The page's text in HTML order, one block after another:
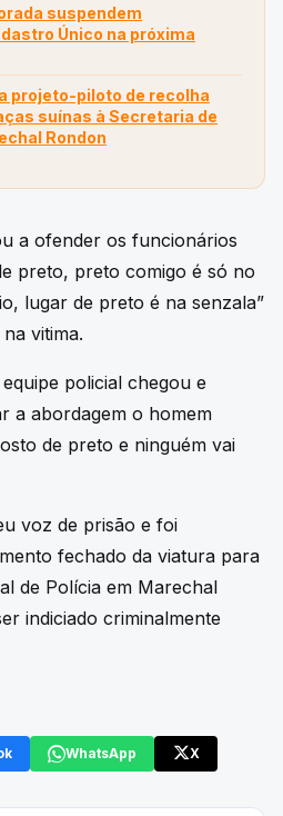
suspendem
Único na próxima
projeto-piloto de recolha
suínas à Secretaria de
Rondon
a ofender os funcionários
preto, preto comigo é só no
lugar de preto é na senzala”
vitima.
policial chegou e
a abordagem o homem
de preto e ninguém vai
voz de prisão e foi
fechado da viatura para
de Polícia em Marechal
indiciado criminalmente
WhatsApp X